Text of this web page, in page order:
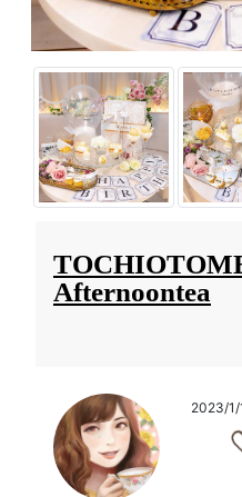
Afternoontea
2023/1/